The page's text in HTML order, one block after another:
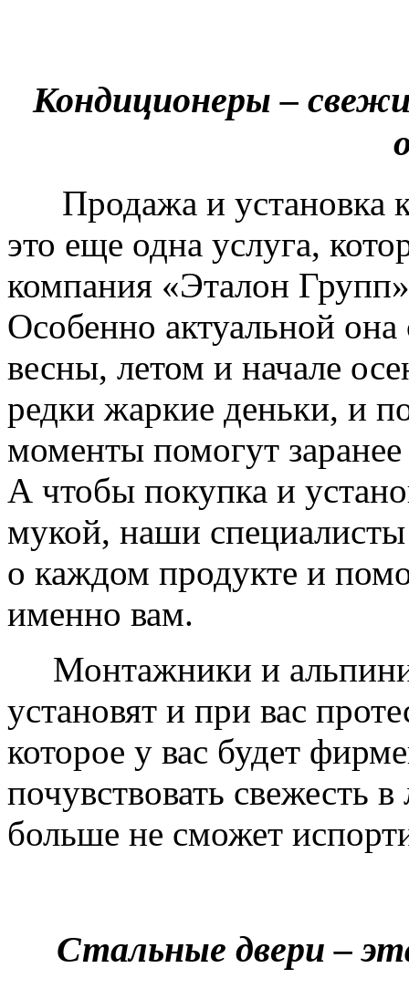
Кондиционеры –
Продажа и установка
это еще одна услуга,
компания «Эталон
Особенно актуальной она
весны, летом и начале
редки жаркие деньки, и
моменты помогут
А чтобы покупка и
мукой, наши специалисты
о каждом продукте и
именно вам.
Монтажники и
установят и при вас
которое у вас будет
почувствовать свежесть
больше не сможет
Стальные двери –